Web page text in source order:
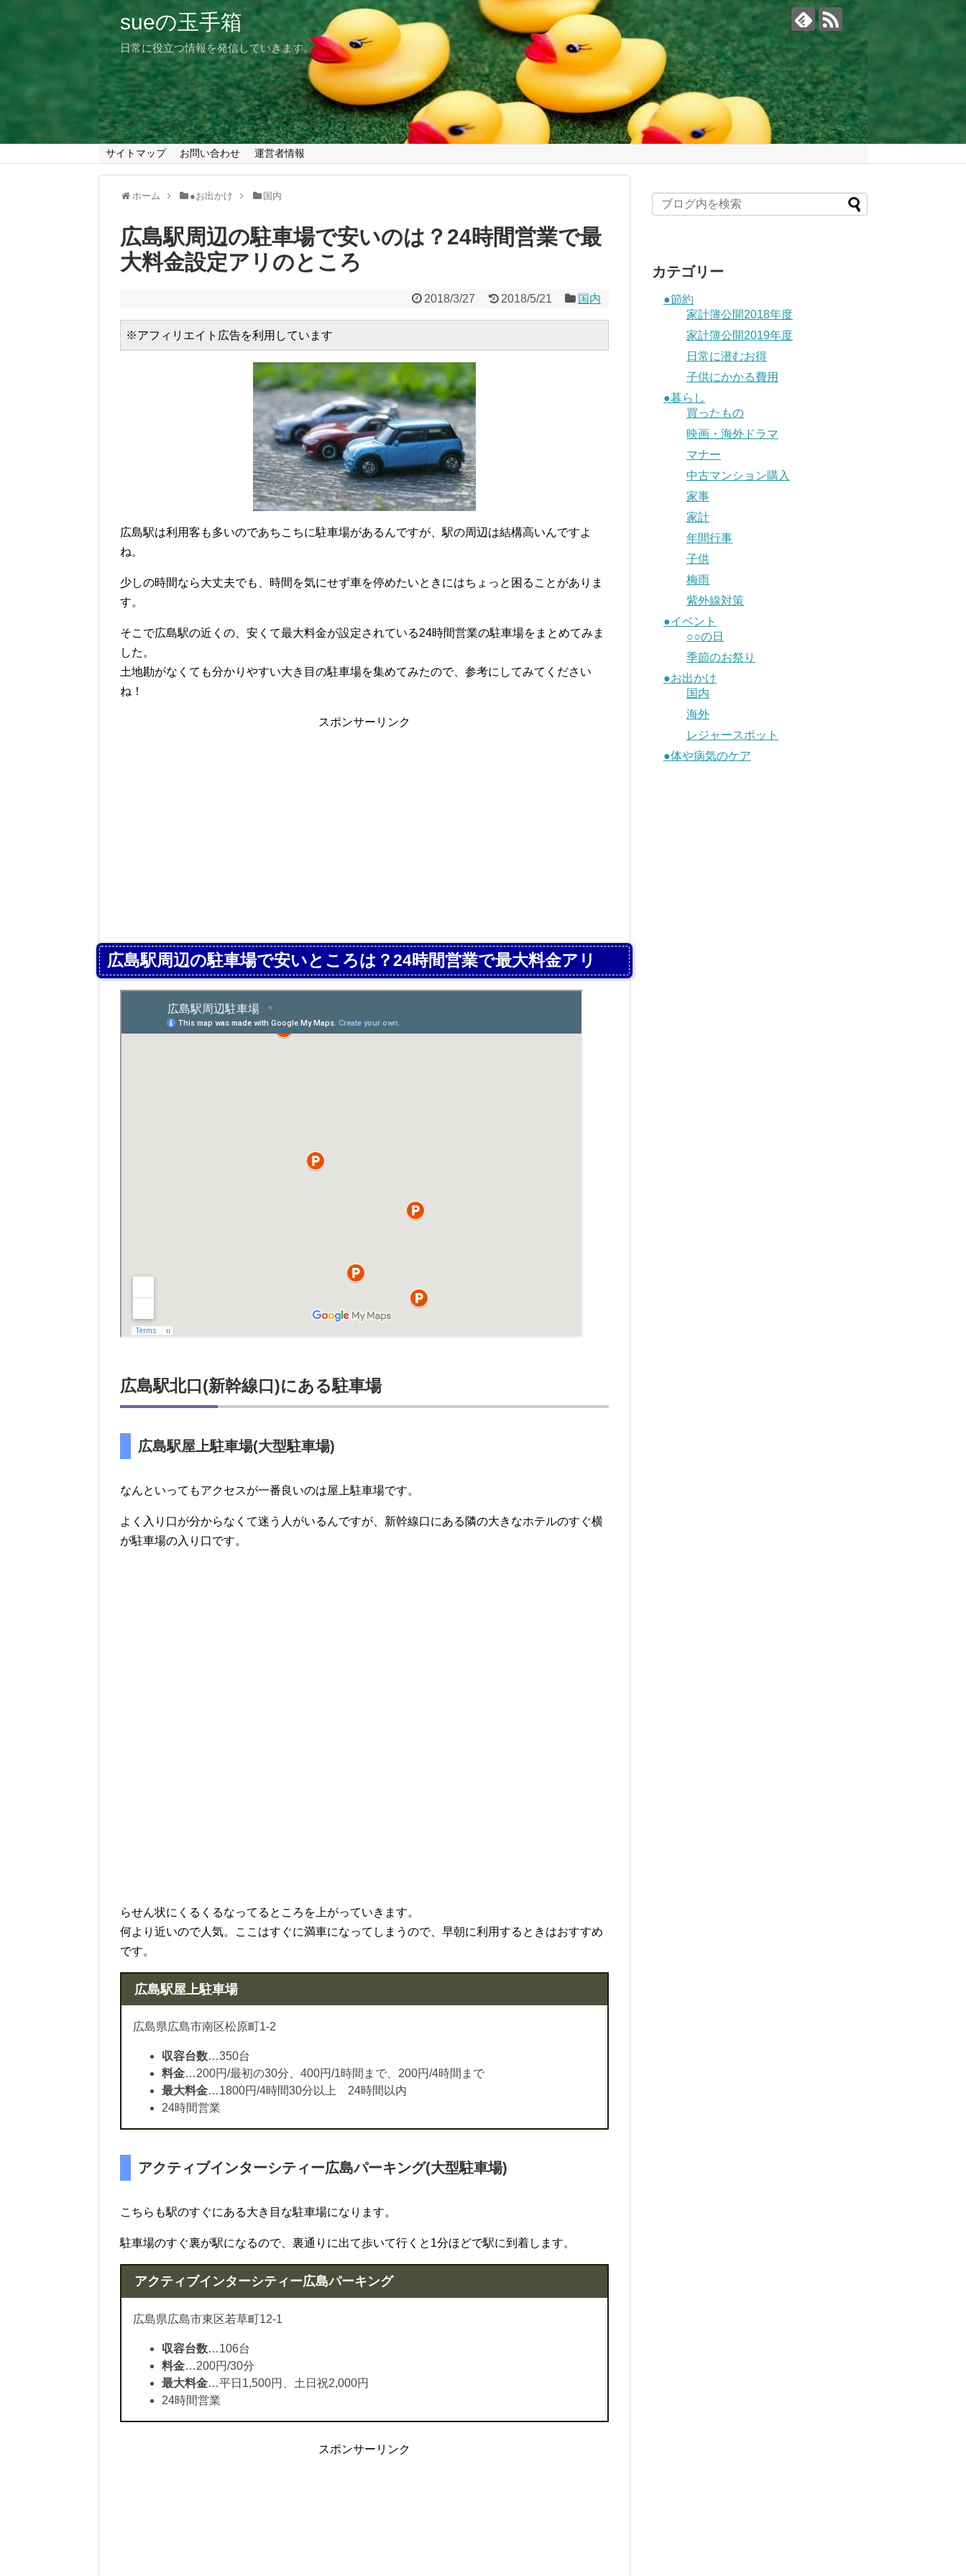
sueの玉手箱
日常に役立つ情報を発信していきます。
サイトマップ お問い合わせ 運営者情報
ホーム ●お出かけ 国内
広島駅周辺の駐車場で安いのは？24時間営業で最
大料金設定アリのところ
2018/3/27 2018/5/21 国内
※アフィリエイト広告を利用しています
広島駅は利用客も多いのであちこちに駐車場があるんですが、駅の周辺は結構高いんですよ
ね。
少しの時間なら大丈夫でも、時間を気にせず車を停めたいときにはちょっと困ることがありま
す。
そこで広島駅の近くの、安くて最大料金が設定されている24時間営業の駐車場をまとめてみま
した。
土地勘がなくても分かりやすい大き目の駐車場を集めてみたので、参考にしてみてください
ね！
スポンサーリンク
広島駅周辺の駐車場で安いところは？24時間営業で最大料金アリ
広島駅北口(新幹線口)にある駐車場
広島駅屋上駐車場(大型駐車場)
なんといってもアクセスが一番良いのは屋上駐車場です。
よく入り口が分からなくて迷う人がいるんですが、新幹線口にある隣の大きなホテルのすぐ横
が駐車場の入り口です。
らせん状にくるくるなってるところを上がっていきます。
何より近いので人気。ここはすぐに満車になってしまうので、早朝に利用するときはおすすめ
です。
広島駅屋上駐車場
広島県広島市南区松原町1-2
収容台数…350台
料金…200円/最初の30分、400円/1時間まで、200円/4時間まで
最大料金…1800円/4時間30分以上 24時間以内
24時間営業
アクティブインターシティー広島パーキング(大型駐車場)
こちらも駅のすぐにある大き目な駐車場になります。
駐車場のすぐ裏が駅になるので、裏通りに出て歩いて行くと1分ほどで駅に到着します。
アクティブインターシティー広島パーキング
広島県広島市東区若草町12-1
収容台数…106台
料金…200円/30分
最大料金…平日1,500円、土日祝2,000円
24時間営業
スポンサーリンク
カテゴリー
●節約
家計簿公開2018年度
家計簿公開2019年度
日常に潜むお得
子供にかかる費用
●暮らし
買ったもの
映画・海外ドラマ
マナー
中古マンション購入
家事
家計
年間行事
子供
梅雨
紫外線対策
●イベント
○○の日
季節のお祭り
●お出かけ
国内
海外
レジャースポット
●体や病気のケア